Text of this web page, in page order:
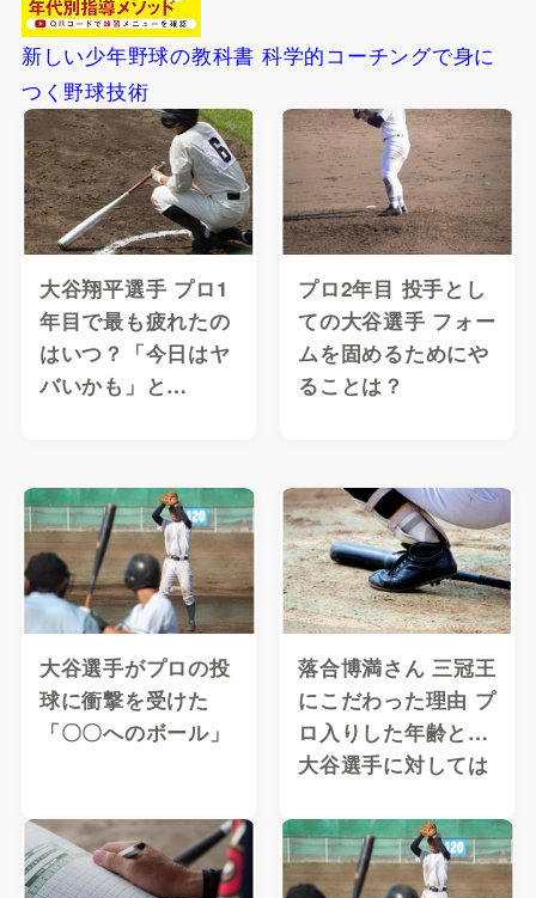
新しい少年野球の教科書 科学的コーチングで身に
つく野球技術
大谷翔平選手 プロ1
年目で最も疲れたの
はいつ？「今日はヤ
バいかも」と…
プロ2年目 投手とし
ての大谷選手 フォー
ムを固めるためにや
ることは？
大谷選手がプロの投
球に衝撃を受けた
「〇〇へのボール」
落合博満さん 三冠王
にこだわった理由 プ
ロ入りした年齢と…
大谷選手に対しては